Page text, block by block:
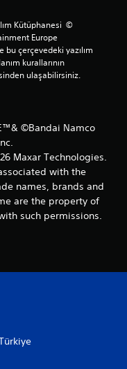
Kütüphanesi  ©
Europe
bu çerçevedeki yazılım
kurallarının
ulaşabilirsiniz.
©Bandai Namco
Maxar Technologies.
with the
names, brands and
are the property of
such permissions.